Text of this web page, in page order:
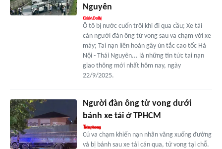
Nguyên
Ô tô bị nước cuốn trôi khi đi qua cầu; Xe tải
cán người đàn ông tử vong sau va chạm với xe
máy; Tai nạn liên hoàn gây ùn tắc cao tốc Hà
Nội - Thái Nguyên... là những tin tức tai nạn
giao thông mới nhất hôm nay, ngày
22/9/2025.
Người đàn ông tử vong dưới
bánh xe tải ở TPHCM
Cú va chạm khiến nạn nhân văng xuống đường
và bị bánh sau xe tải cán qua, tử vong tại chỗ.